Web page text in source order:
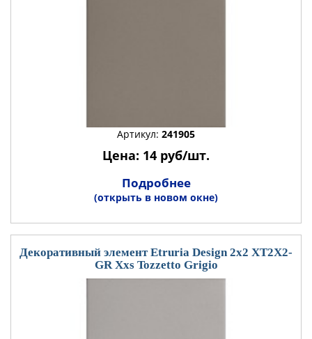
Артикул: 241905
Цена: 14 руб/шт.
Подробнее
(открыть в новом окне)
Декоративный элемент Etruria Design 2x2 XT2X2-
GR Xxs Tozzetto Grigio